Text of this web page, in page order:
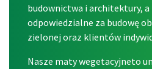
budownictwa i architektury,
odpowiedzialne za budowę
zielonej oraz klientów
Nasze maty wegetacyjneto